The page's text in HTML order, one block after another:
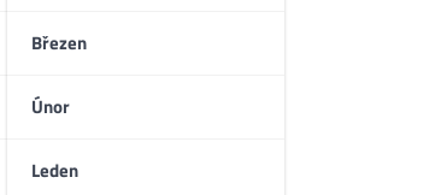
Březen
Únor
Leden